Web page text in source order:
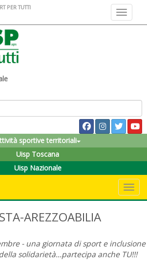
Toggle
PER TUTTI
sportive territoriali
Uisp Toscana
Uisp Nazionale
AREZZOABILIA
- una giornata di sport e inclusione
solidarietà...partecipa anche TU!!!